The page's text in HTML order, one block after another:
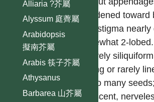
Alliaria ?芥屬
Alyssum 庭薺屬
Arabidopsis
擬南芥屬
Arabis 筷子芥屬
Athysanus
Barbarea 山芥屬
broadened toward
–80, stigma
somewhat 2-
or rarely
oblong or rarely
few to many
dehiscent,